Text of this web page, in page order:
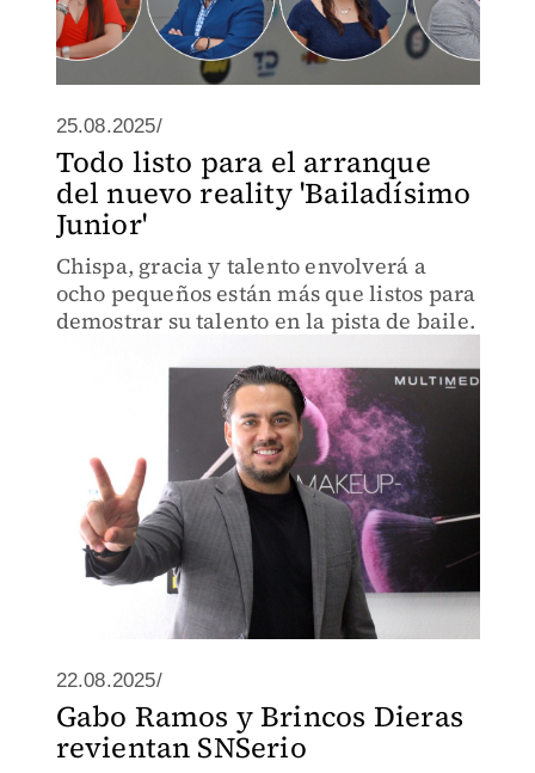
25.08.2025/
Todo listo para el arranque
del nuevo reality 'Bailadísimo
Junior'
Chispa, gracia y talento envolverá a
ocho pequeños están más que listos para
demostrar su talento en la pista de baile.
22.08.2025/
Gabo Ramos y Brincos Dieras
revientan SNSerio